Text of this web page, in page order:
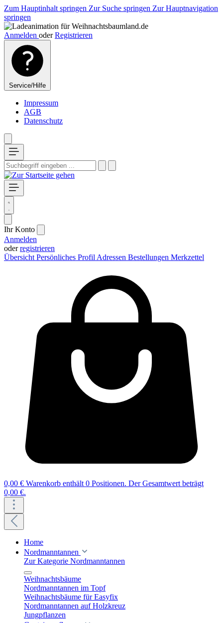
Zum Hauptinhalt springen Zur Suche springen Zur Hauptnavigation
springen
Anmelden oder Registrieren
Service/Hilfe
Impressum
AGB
Datenschutz
Ihr Konto
Anmelden
oderregistrieren
Übersicht Persönliches Profil Adressen Bestellungen Merkzettel
0,00 € Warenkorb enthält 0 Positionen. Der Gesamtwert beträgt
0,00 €.
Home
Nordmanntannen
Zur Kategorie Nordmanntannen
Weihnachtsbäume
Nordmanntannen im Topf
Weihnachtsbäume für Easyfix
Nordmanntannen auf Holzkreuz
Jungpflanzen